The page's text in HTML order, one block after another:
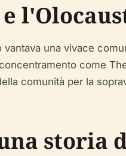
una vivace
come
comunità per la
storia